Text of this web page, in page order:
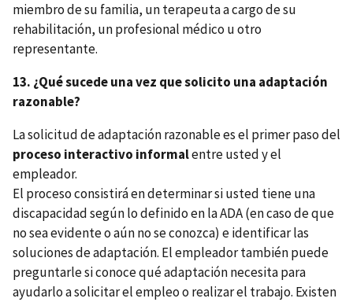
miembro de su familia, un terapeuta a cargo de su
rehabilitación, un profesional médico u otro
representante.
13. ¿Qué sucede una vez que solicito una adaptación
razonable?
La solicitud de adaptación razonable es el primer paso del
proceso interactivo informalentre usted y el
empleador.
El proceso consistirá en determinar si usted tiene una
discapacidad según lo definido en la ADA (en caso de que
no sea evidente o aún no se conozca) e identificar las
soluciones de adaptación. El empleador también puede
preguntarle si conoce qué adaptación necesita para
ayudarlo a solicitar el empleo o realizar el trabajo. Existen